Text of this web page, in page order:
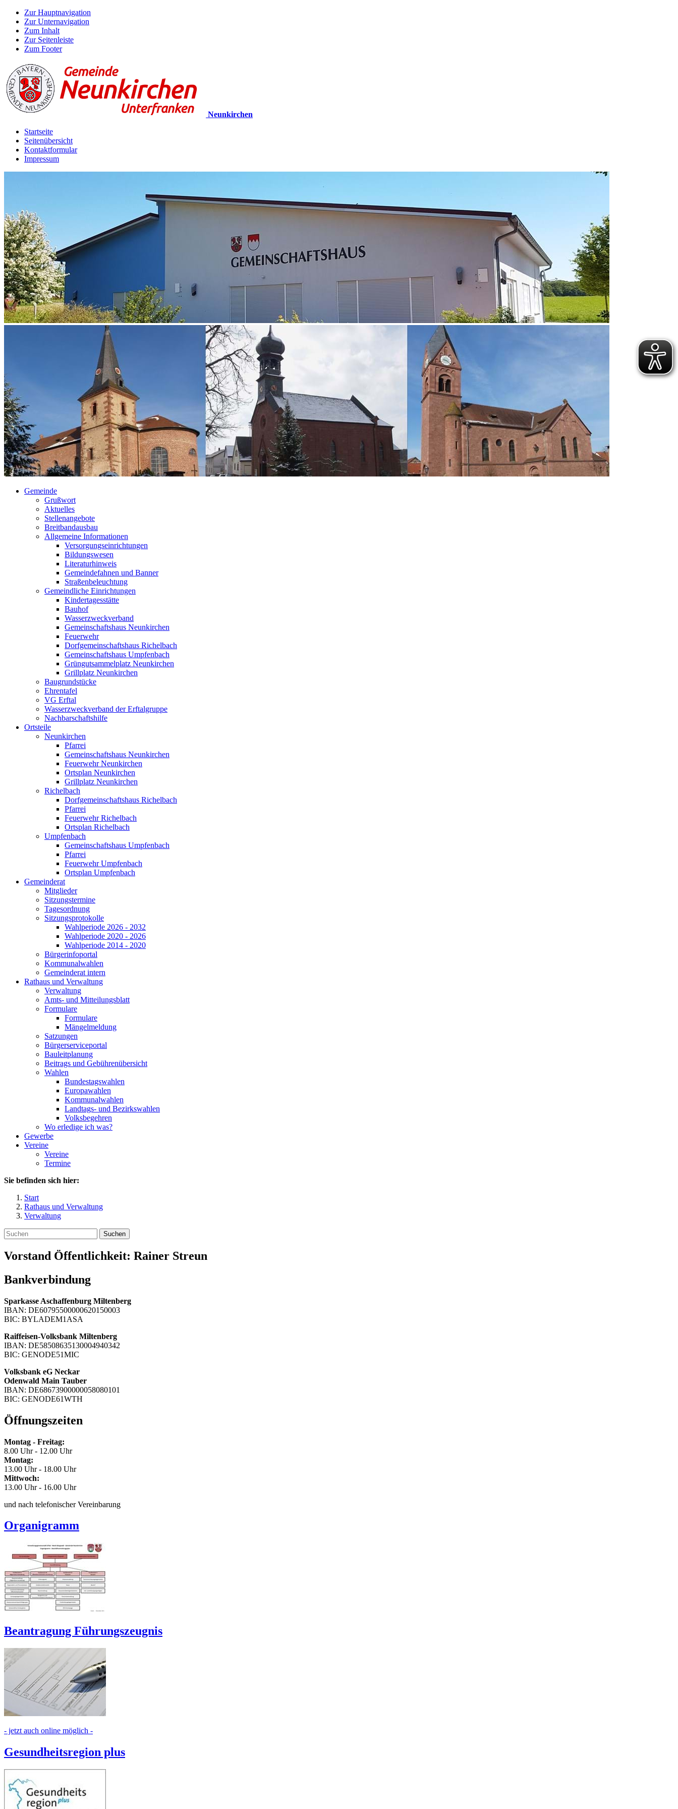
Zur Hauptnavigation
Zur Unternavigation
Zum Inhalt
Zur Seitenleiste
Zum Footer
Neunkirchen
Startseite
Seitenübersicht
Kontaktformular
Impressum
Gemeinde
Grußwort
Aktuelles
Stellenangebote
Breitbandausbau
Allgemeine Informationen
Versorgungseinrichtungen
Bildungswesen
Literaturhinweis
Gemeindefahnen und Banner
Straßenbeleuchtung
Gemeindliche Einrichtungen
Kindertagesstätte
Bauhof
Wasserzweckverband
Gemeinschaftshaus Neunkirchen
Feuerwehr
Dorfgemeinschaftshaus Richelbach
Gemeinschaftshaus Umpfenbach
Grüngutsammelplatz Neunkirchen
Grillplatz Neunkirchen
Baugrundstücke
Ehrentafel
VG Erftal
Wasserzweckverband der Erftalgruppe
Nachbarschaftshilfe
Ortsteile
Neunkirchen
Pfarrei
Gemeinschaftshaus Neunkirchen
Feuerwehr Neunkirchen
Ortsplan Neunkirchen
Grillplatz Neunkirchen
Richelbach
Dorfgemeinschaftshaus Richelbach
Pfarrei
Feuerwehr Richelbach
Ortsplan Richelbach
Umpfenbach
Gemeinschaftshaus Umpfenbach
Pfarrei
Feuerwehr Umpfenbach
Ortsplan Umpfenbach
Gemeinderat
Mitglieder
Sitzungstermine
Tagesordnung
Sitzungsprotokolle
Wahlperiode 2026 - 2032
Wahlperiode 2020 - 2026
Wahlperiode 2014 - 2020
Bürgerinfoportal
Kommunalwahlen
Gemeinderat intern
Rathaus und Verwaltung
Verwaltung
Amts- und Mitteilungsblatt
Formulare
Formulare
Mängelmeldung
Satzungen
Bürgerserviceportal
Bauleitplanung
Beitrags und Gebührenübersicht
Wahlen
Bundestagswahlen
Europawahlen
Kommunalwahlen
Landtags- und Bezirkswahlen
Volksbegehren
Wo erledige ich was?
Gewerbe
Vereine
Vereine
Termine
Sie befinden sich hier:
Start
Rathaus und Verwaltung
Verwaltung
Suchen
Vorstand Öffentlichkeit: Rainer Streun
Bankverbindung
Sparkasse Aschaffenburg Miltenberg
IBAN: DE60795500000620150003
BIC: BYLADEM1ASA
Raiffeisen-Volksbank Miltenberg
IBAN: DE58508635130004940342
BIC: GENODE51MIC
Volksbank eG Neckar
Odenwald Main Tauber
IBAN: DE68673900000058080101
BIC: GENODE61WTH
Öffnungszeiten
Montag - Freitag:
8.00 Uhr - 12.00 Uhr
Montag:
13.00 Uhr - 18.00 Uhr
Mittwoch:
13.00 Uhr - 16.00 Uhr
und nach telefonischer Vereinbarung
Organigramm
Beantragung Führungszeugnis
- jetzt auch online möglich -
Gesundheitsregion plus